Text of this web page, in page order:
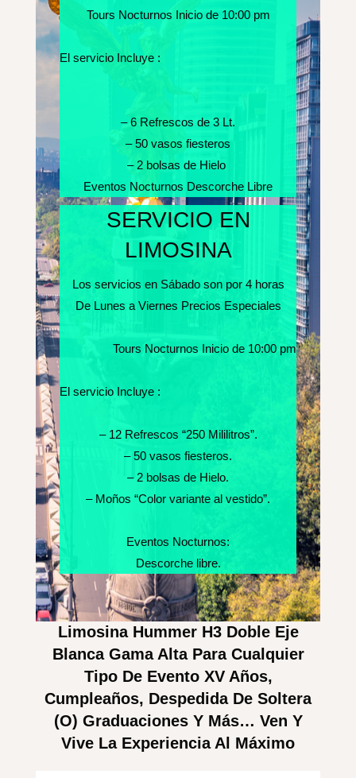
Tours Nocturnos Inicio de 10:00 pm
El servicio Incluye :
– 6 Refrescos de 3 Lt.
– 50 vasos fiesteros
– 2 bolsas de Hielo
Eventos Nocturnos Descorche Libre
SERVICIO EN
LIMOSINA
Los servicios en Sábado son por 4 horas
De Lunes a Viernes Precios Especiales
Tours Nocturnos Inicio de 10:00 pm
El servicio Incluye :
– 12 Refrescos “250 Mililitros”.
– 50 vasos fiesteros.
– 2 bolsas de Hielo.
– Moños “Color variante al vestido”.
Eventos Nocturnos:
Descorche libre.
Limosina Hummer H3 Doble Eje
Blanca Gama Alta Para Cualquier
Tipo De Evento XV Años,
Cumpleaños, Despedida De Soltera
(o) Graduaciones Y Más… Ven Y
Vive La Experiencia Al Máximo